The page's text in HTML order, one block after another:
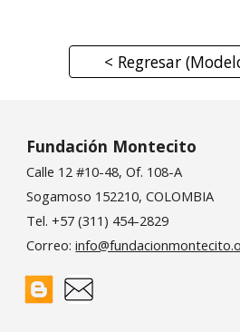
< Regresar
Fundación Montecito
Calle 12 #10-48, Of. 108-A
Sogamoso 152210, COLOMBIA
Tel. +57 (311) 454-2829
Correo: